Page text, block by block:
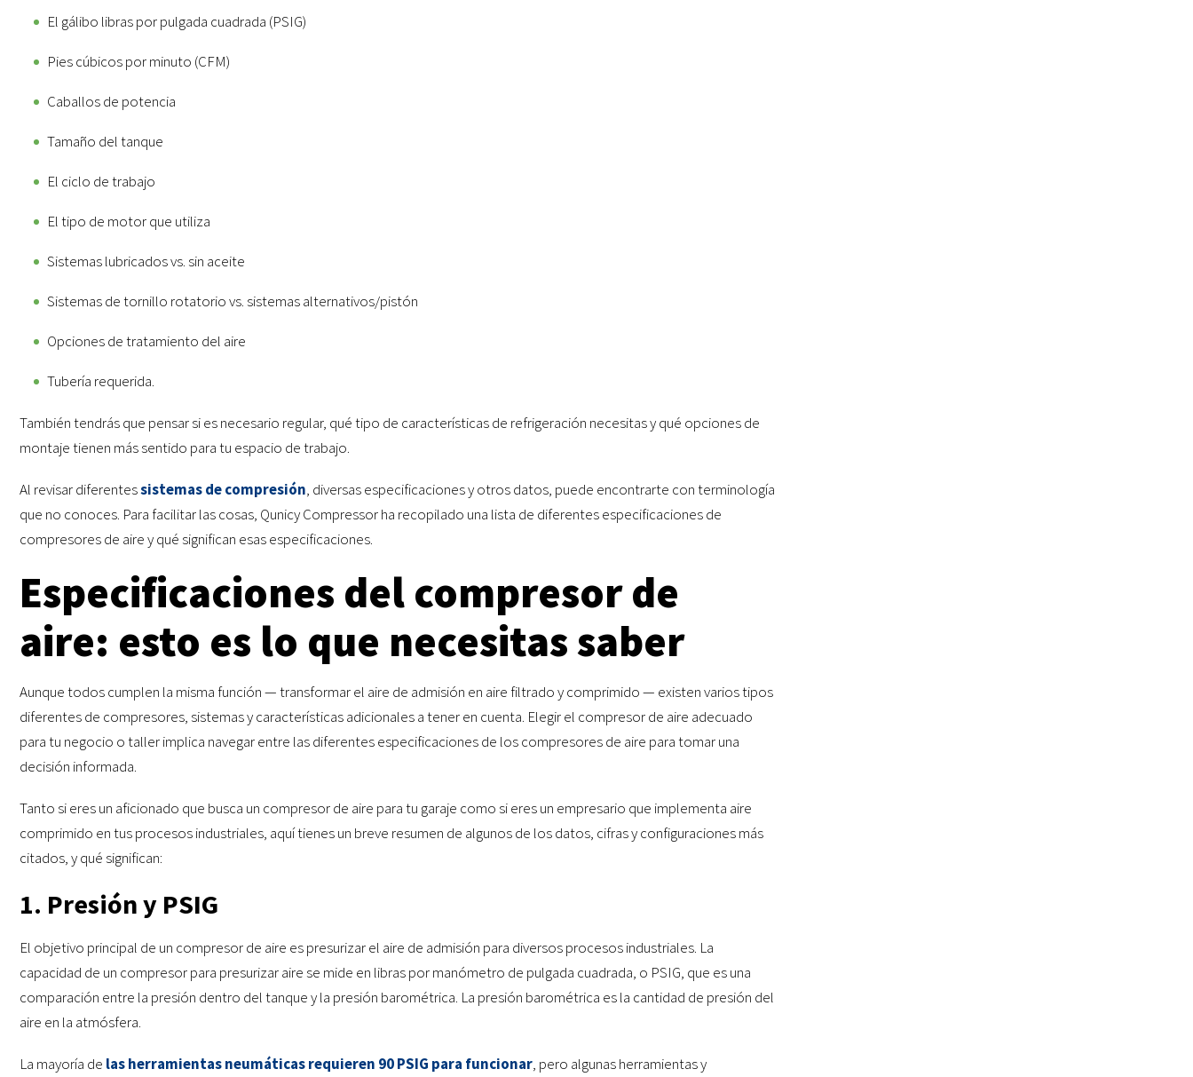
El gálibo libras por pulgada cuadrada (PSIG)
Pies cúbicos por minuto (CFM)
Caballos de potencia
Tamaño del tanque
El ciclo de trabajo
El tipo de motor que utiliza
Sistemas lubricados vs. sin aceite
Sistemas de tornillo rotatorio vs. sistemas alternativos/pistón
Opciones de tratamiento del aire
Tubería requerida.
También tendrás que pensar si es necesario regular, qué tipo de características de refrigeración necesitas y qué opciones de
montaje tienen más sentido para tu espacio de trabajo.
Al revisar diferentessistemas de compresión, diversas especificaciones y otros datos, puede encontrarte con terminología
que no conoces. Para facilitar las cosas, Qunicy Compressor ha recopilado una lista de diferentes especificaciones de
compresores de aire y qué significan esas especificaciones.
Especificaciones del compresor de
aire: esto es lo que necesitas saber
Aunque todos cumplen la misma función — transformar el aire de admisión en aire filtrado y comprimido — existen varios tipos
diferentes de compresores, sistemas y características adicionales a tener en cuenta. Elegir el compresor de aire adecuado
para tu negocio o taller implica navegar entre las diferentes especificaciones de los compresores de aire para tomar una
decisión informada.
Tanto si eres un aficionado que busca un compresor de aire para tu garaje como si eres un empresario que implementa aire
comprimido en tus procesos industriales, aquí tienes un breve resumen de algunos de los datos, cifras y configuraciones más
citados, y qué significan:
1. Presión y PSIG
El objetivo principal de un compresor de aire es presurizar el aire de admisión para diversos procesos industriales. La
capacidad de un compresor para presurizar aire se mide en libras por manómetro de pulgada cuadrada, o PSIG, que es una
comparación entre la presión dentro del tanque y la presión barométrica. La presión barométrica es la cantidad de presión del
aire en la atmósfera.
La mayoría de las herramientas neumáticas requieren 90 PSIG para funcionar, pero algunas herramientas y